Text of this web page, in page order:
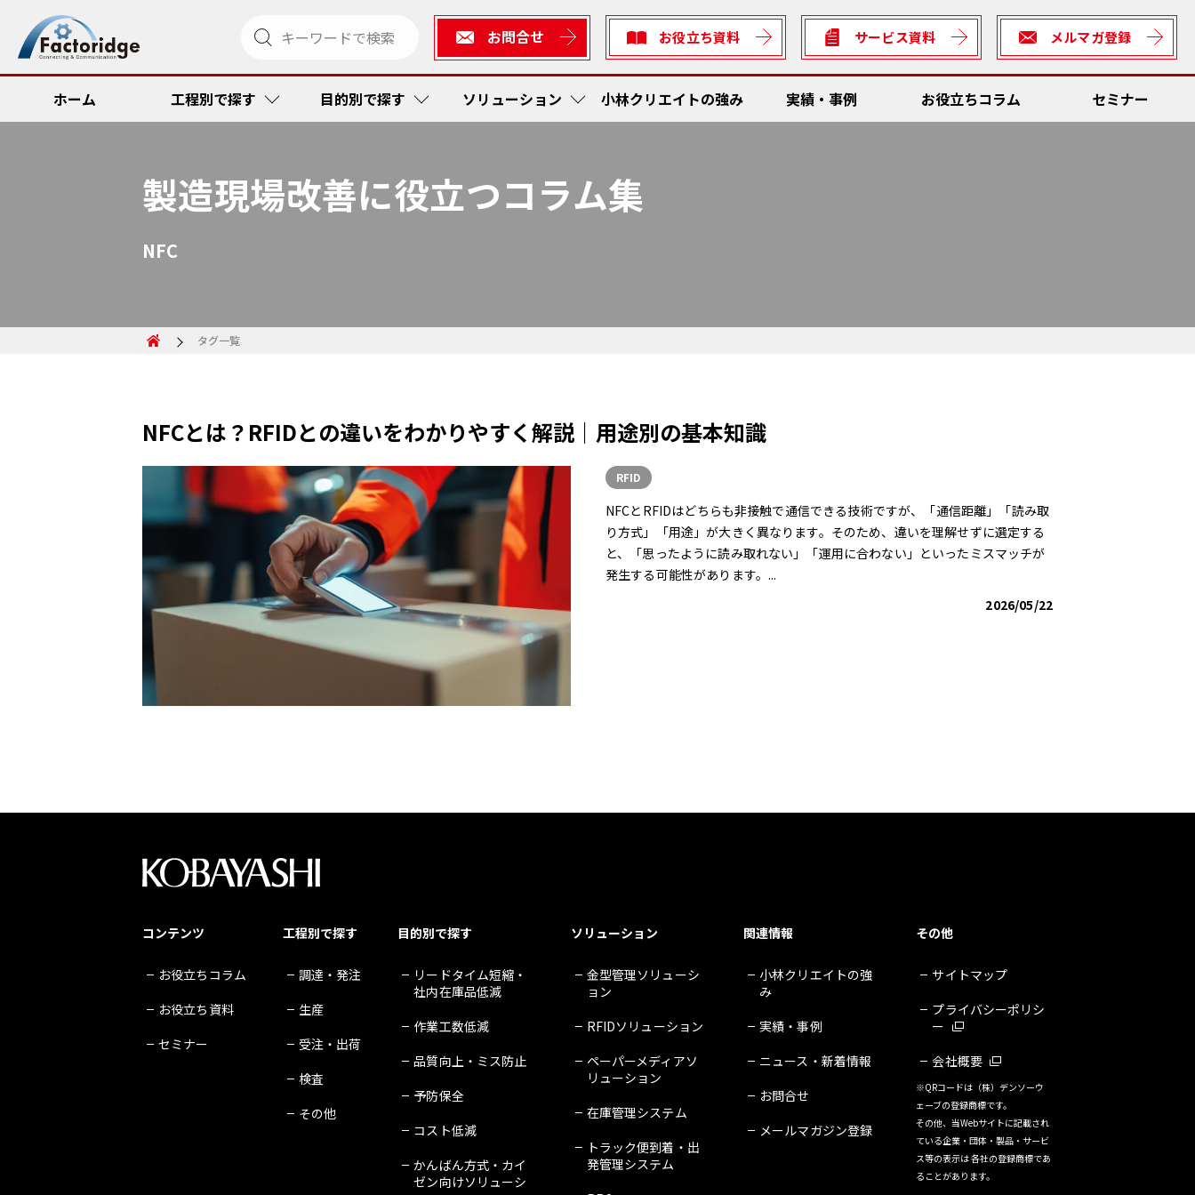
お問合せ お役立ち資料 サービス資料 メルマガ登録
ホーム 工程別で探す
調達・発注
目的別で探す
リードタイム短縮・社内在庫品低減
ソリューション
金型管理ソリューション
小林クリエイトの強み 実績・事例 お役立ちコラム
RFID
セミナー
製造現場改善に役立つコラム集
NFC
タグ一覧
NFCとは？RFIDとの違いをわかりやすく解説｜用途別の基本知識
RFID
NFCとRFIDはどちらも非接触で通信できる技術ですが、「通信距離」「読み取
り方式」「用途」が大きく異なります。そのため、違いを理解せずに選定する
と、「思ったように読み取れない」「運用に合わない」といったミスマッチが
発生する可能性があります。...
2026/05/22
コンテンツ
お役立ちコラム
お役立ち資料
セミナー
工程別で探す
調達・発注
生産
受注・出荷
検査
その他
目的別で探す
リードタイム短縮・
社内在庫品低減
作業工数低減
品質向上・ミス防止
予防保全
コスト低減
かんばん方式・カイ
ゼン向けソリューシ
ソリューション
金型管理ソリューシ
ョン
RFIDソリューション
ペーパーメディアソ
リューション
在庫管理システム
トラック便到着・出
発管理システム
関連情報
小林クリエイトの強
み
実績・事例
ニュース・新着情報
お問合せ
メールマガジン登録
その他
サイトマップ
プライバシーポリシ
ー
会社概要
※QRコードは（株）デンソーウ
ェーブの登録商標です。
その他、当Webサイトに記載され
ている企業・団体・製品・サービ
ス等の表示は 各社の登録商標であ
ることがあります。